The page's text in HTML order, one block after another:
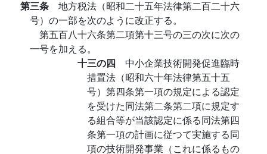
第三条 地方税法（昭和二十五年法律第二百二十六
号）の一部を次のように改正する。
第五百八十六条第二項第十三号の三の次に次の
一号を加える。
十三の四 中小企業技術開発促進臨時
措置法（昭和六十年法律第五十五
号）第四条第一項の規定による認定
を受けた同法第二条第二項に規定す
る組合等が当該認定に係る同法第四
条第一項の計画に従つて実施する同
項の技術開発事業（これに係るもの